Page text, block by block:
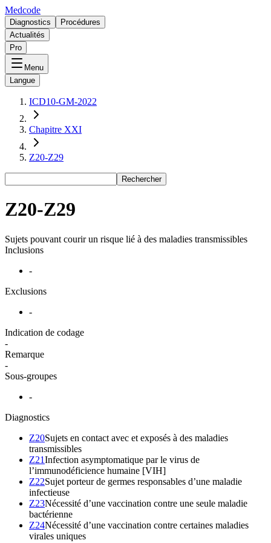
Medcode
Diagnostics
Procédures
Actualités
Pro
Menu
Langue
ICD10-GM-2022
Chapitre XXI
Z20-Z29
Rechercher
Z20-Z29
Sujets pouvant courir un risque lié à des maladies transmissibles
Inclusions
-
Exclusions
-
Indication de codage
-
Remarque
-
Sous-groupes
-
Diagnostics
Z20Sujets en contact avec et exposés à des maladies
transmissibles
Z21Infection asymptomatique par le virus de
l’immunodéficience humaine [VIH]
Z22Sujet porteur de germes responsables d’une maladie
infectieuse
Z23Nécessité d’une vaccination contre une seule maladie
bactérienne
Z24Nécessité d’une vaccination contre certaines maladies
virales uniques